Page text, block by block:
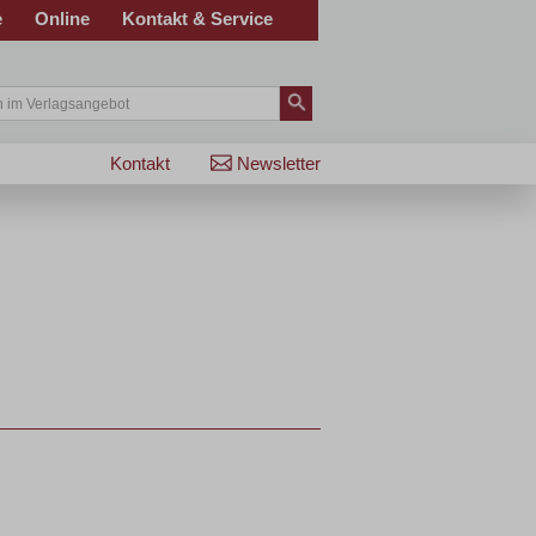
Online Kontakt & Service
Newsletter
Kontakt